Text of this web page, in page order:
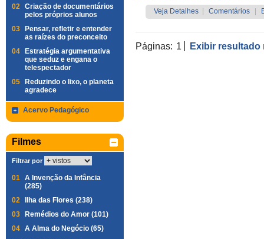
02 Criação de documentários
pelos próprios alunos
03
Pensar, refletir e entender
as raízes do preconceito
04
Estratégia argumentativa
que seduz e engana o
telespectador
05
Reduzindo o lixo, o planeta
agradece
Acervo Pedagógico
Filmes
Filtrar por
01 A Invenção da Infância
(285)
02
Ilha das Flores (238)
03
Remédios do Amor (101)
04 A Alma do Negócio (65)
Veja Detalhes Comentários
Páginas: 1 Exibir resultado